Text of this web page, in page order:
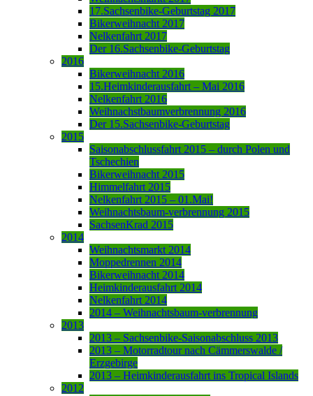
17.Sachsenbike-Geburtstag 2017
Bikerweihnacht 2017
Nelkenfahrt 2017
Der 16.Sachsenbike-Geburtstag
2016
Bikerweihnacht 2016
15.Heimkinderausfahrt – Mai 2016
Nelkenfahrt 2016
Weihnachstbaumverbrennung 2016
Der 15.Sachsenbike-Geburtstag
2015
Saisonabschlussfahrt 2015 – durch Polen und
Tschechien
Bikerweihnacht 2015
Himmelfahrt 2015
Nelkenfahrt 2015 – 01.Mai!
Weihnachtsbaum-verbrennung 2015
SachsenKrad 2015
2014
Weihnachtsmarkt 2014
Moppedrennen 2014
Bikerweihnacht 2014
Heimkinderausfahrt 2014
Nelkenfahrt 2014
2014 – Weihnachtsbaum-verbrennung
2013
2013 – Sachsenbike-Saisonabschluss 2013
2013 – Motorradtour nach Cämmerswalde /
Erzgebirge
2013 – Heimkinderausfahrt ins Tropical Islands
2012